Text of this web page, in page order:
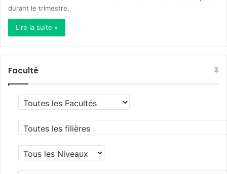
durant le trimestre.
Lire la suite »
Faculté